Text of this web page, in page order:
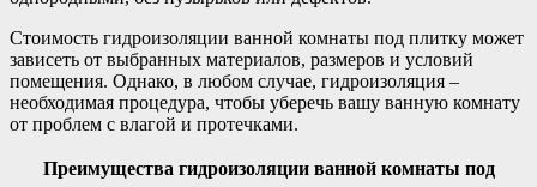
Стоимость гидроизоляции ванной комнаты под плитку может
зависеть от выбранных материалов, размеров и условий
помещения. Однако, в любом случае, гидроизоляция –
необходимая процедура, чтобы уберечь вашу ванную комнату
от проблем с влагой и протечками.
Преимущества гидроизоляции ванной комнаты под